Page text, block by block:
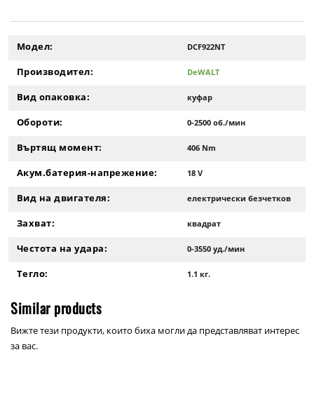
Модел: DCF922NT
Производител: DeWALT
Вид опаковка: куфар
Обороти: 0-2500 об./мин
Въртящ момент: 406 Nm
Акум.батерия-напрежение: 18 V
Вид на двигателя: електрически безчетков
Захват: квадрат
Честота на удара: 0-3550 уд./мин
Тегло: 1.1 кг.
Similar products
Вижте тези продукти, които биха могли да представляват интерес
за вас.